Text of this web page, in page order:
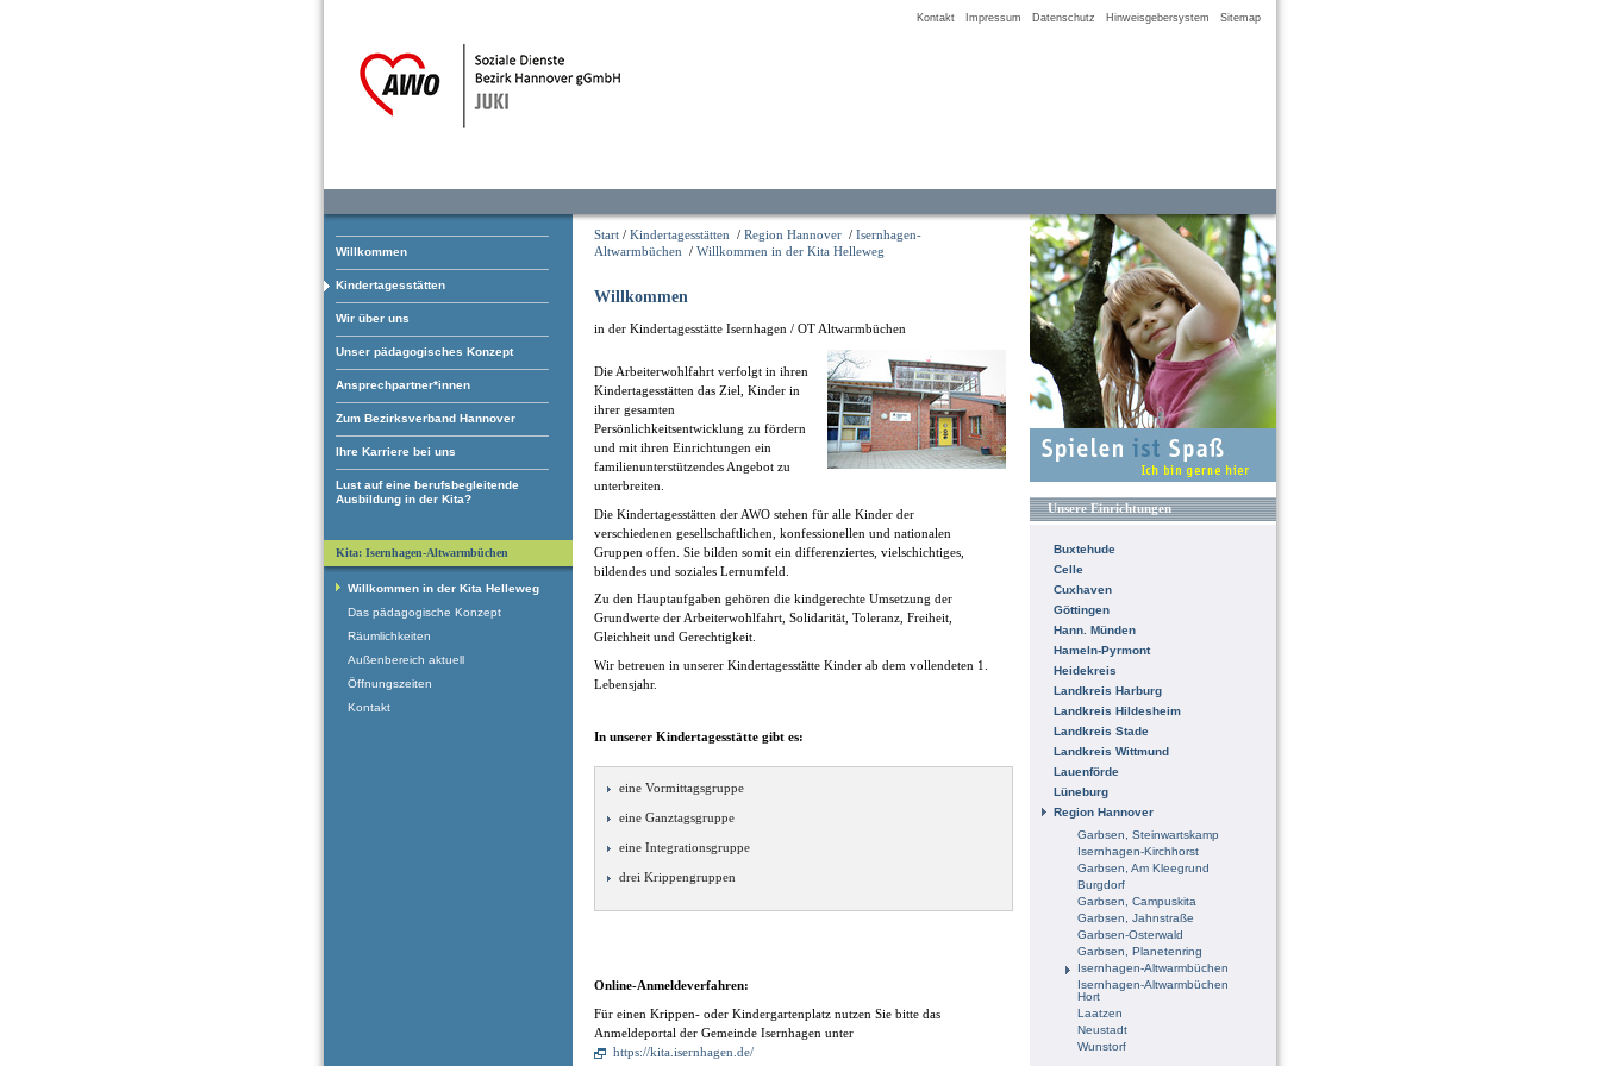
Kontakt Impressum Datenschutz Hinweisgebersystem Sitemap
Willkommen
Kindertagesstätten
Wir über uns
Unser pädagogisches Konzept
Ansprechpartner*innen
Zum Bezirksverband Hannover
Ihre Karriere bei uns
Lust auf eine berufsbegleitende
Ausbildung in der Kita?
Start / Kindertagesstätten / Region Hannover / Isernhagen-
Altwarmbüchen / Willkommen in der Kita Helleweg
Willkommen
in der Kindertagesstätte Isernhagen / OT Altwarmbüchen
Die Arbeiterwohlfahrt verfolgt in ihren
Kindertagesstätten das Ziel, Kinder in
ihrer gesamten
Persönlichkeitsentwicklung zu fördern
und mit ihren Einrichtungen ein
familienunterstützendes Angebot zu
unterbreiten.
Die Kindertagesstätten der AWO stehen für alle Kinder der
verschiedenen gesellschaftlichen, konfessionellen und nationalen
Gruppen offen. Sie bilden somit ein differenziertes, vielschichtiges,
bildendes und soziales Lernumfeld.
Zu den Hauptaufgaben gehören die kindgerechte Umsetzung der
Grundwerte der Arbeiterwohlfahrt, Solidarität, Toleranz, Freiheit,
Gleichheit und Gerechtigkeit.
Wir betreuen in unserer Kindertagesstätte Kinder ab dem vollendeten 1.
Lebensjahr.
In unserer Kindertagesstätte gibt es:
eine Vormittagsgruppe
eine Ganztagsgruppe
eine Integrationsgruppe
drei Krippengruppen
Online-Anmeldeverfahren:
Für einen Krippen- oder Kindergartenplatz nutzen Sie bitte das
Anmeldeportal der Gemeinde Isernhagen unter
https://kita.isernhagen.de/
Unsere Einrichtungen
Buxtehude
Celle
Cuxhaven
Göttingen
Hann. Münden
Hameln-Pyrmont
Heidekreis
Landkreis Harburg
Landkreis Hildesheim
Landkreis Stade
Landkreis Wittmund
Lauenförde
Lüneburg
Region Hannover
Garbsen, Steinwartskamp
Isernhagen-Kirchhorst
Garbsen, Am Kleegrund
Burgdorf
Garbsen, Campuskita
Garbsen, Jahnstraße
Garbsen-Osterwald
Garbsen, Planetenring
Isernhagen-Altwarmbüchen
Isernhagen-Altwarmbüchen
Hort
Laatzen
Neustadt
Wunstorf
Kita: Isernhagen-Altwarmbüchen
Willkommen in der Kita Helleweg
Das pädagogische Konzept
Räumlichkeiten
Außenbereich aktuell
Öffnungszeiten
Kontakt